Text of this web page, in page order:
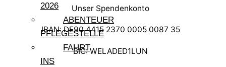
2026
ABENTEUER
PFLEGESTELLE
FAHRT
INS
Unser Spendenkonto
IBAN: DE90 4415 2370 0005 0087 35
BIC: WELADED1LUN